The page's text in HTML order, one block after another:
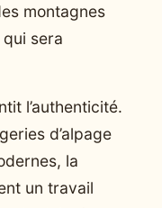
montagnes
sera
l’authenticité.
d’alpage
la
un travail